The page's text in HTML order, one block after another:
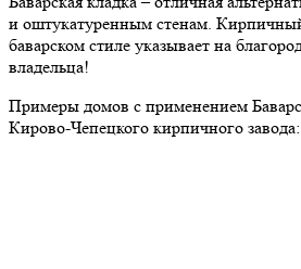
и оштукатуренным стенам.
баварском стиле указывает на
владельца!
Примеры домов с применением
Кирово-Чепецкого кирпичного завода: